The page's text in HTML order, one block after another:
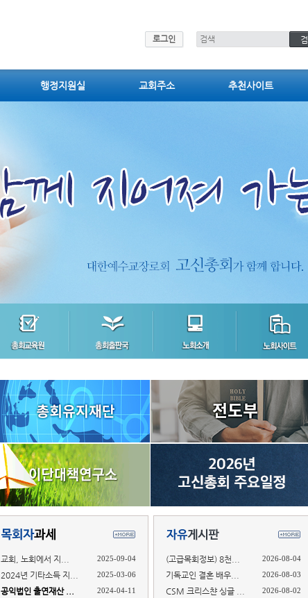
로그인
행정지원실 교회주소 추천사이트
교회, 노회에서 지... 2025-09-04
2024년 기타소득 지... 2025-03-06
공익법인 출연재산 ... 2024-04-11
(고급목회정보) 8천... 2026-08-04
기독교인 결혼 배우... 2026-08-03
CSM 크리스챤 싱글 ... 2026-08-02